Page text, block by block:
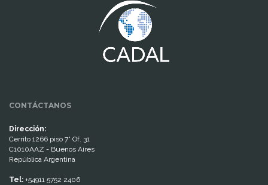
CONTÁCTANOS
Dirección:
Cerrito 1266 piso 7° Of. 31
C1010AAZ - Buenos Aires
República Argentina
Tel: +54911 5752 2406